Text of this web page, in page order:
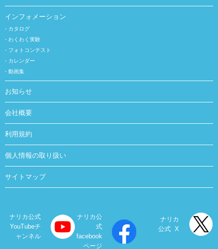
インフォメーション
カタログ
わくわく実験
フォトコンテスト
カレンダー
動画集
お知らせ
会社概要
利用規約
個人情報の取り扱い
サイトマップ
ナリカ公式
YouTubeチ
ャンネル
ナリカ公
式
facebook
ページ
ナリカ
公式 X